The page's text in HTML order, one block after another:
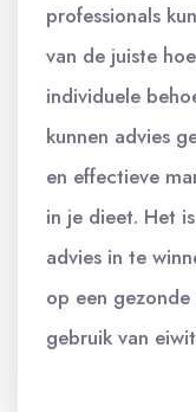
professionals
van de juiste
individuele
kunnen advies
en effectieve
in je dieet. Het
advies in te
op een
gebruik van